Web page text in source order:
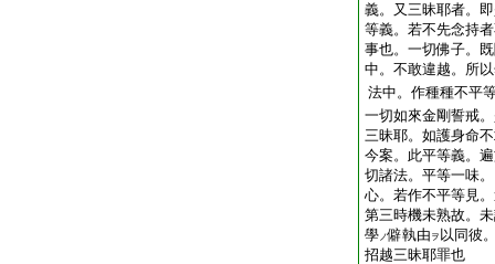
義。又三昧耶者。
等義。若不先念持
事也。一切佛子。
中。不敢違越。所
法中。作種種不平
一切如來金剛誓戒
三昧耶。如護身命
今案。此平等義。
切諸法。平等一味
心。若作不平等見
第三時機未熟故。
學ノ僻執由 ヲ 以同彼
招越三昧耶罪也